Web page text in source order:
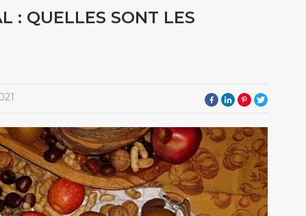
: QUELLES SONT LES